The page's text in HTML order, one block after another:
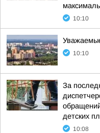
10:10
10:10
За
детских
10:08